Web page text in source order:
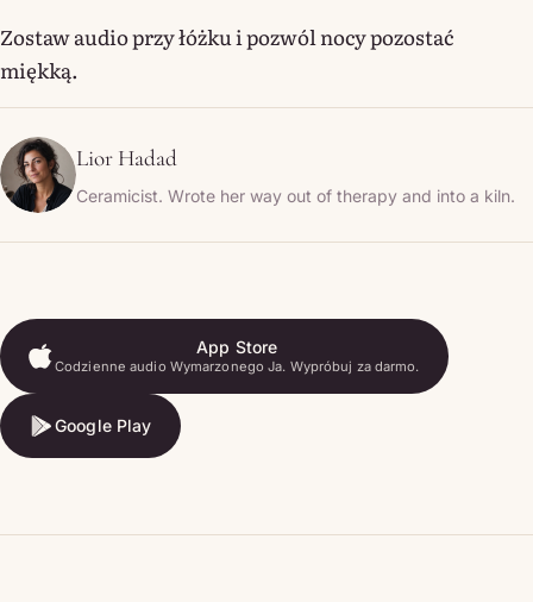
Zostaw audio przy łóżku i pozwól nocy pozostać
miękką.
Lior Hadad
Ceramicist. Wrote her way out of therapy and into a kiln.
App Store
Codzienne audio Wymarzonego Ja. Wypróbuj za darmo.
App Store
Google Play
Google Play